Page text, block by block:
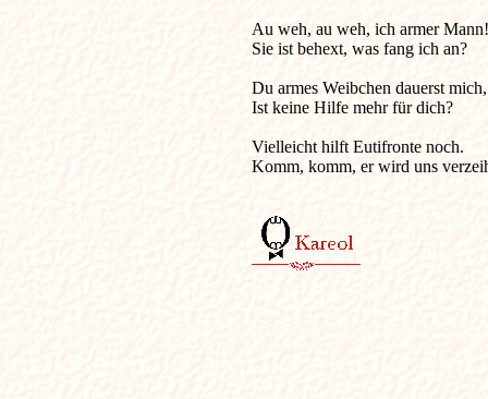
Au weh, au weh, ich armer Mann!
Sie ist behext, was fang ich an?
Du armes Weibchen dauerst mich,
Ist keine Hilfe mehr für dich?
Vielleicht hilft Eutifronte noch.
Komm, komm, er wird uns